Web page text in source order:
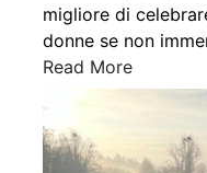
migliore di
donne se non
Read More